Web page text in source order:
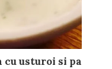
cu usturoi si patrunjel